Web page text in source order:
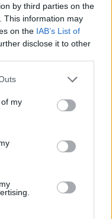
by third parties on the
This information may
on the IAB’s List of
disclose it to other
my